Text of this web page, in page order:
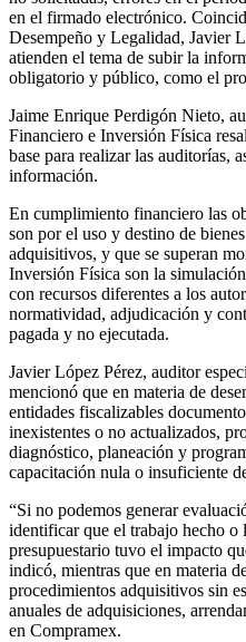
en el firmado electrónico.
Desempeño y Legalidad, Javier
atienden el tema de subir la
obligatorio y público, como el
Jaime Enrique Perdigón Nieto,
Financiero e Inversión Física
base para realizar las auditorías,
información.
En cumplimiento financiero las
son por el uso y destino de
adquisitivos, y que se superan
Inversión Física son la
con recursos diferentes a los
normatividad, adjudicación y
pagada y no ejecutada.
Javier López Pérez, auditor
mencionó que en materia de
entidades fiscalizables
inexistentes o no actualizados,
diagnóstico, planeación y
capacitación nula o insuficiente
“Si no podemos generar
identificar que el trabajo hecho o
presupuestario tuvo el impacto
indicó, mientras que en materia
procedimientos adquisitivos sin
anuales de adquisiciones,
en Compramex.